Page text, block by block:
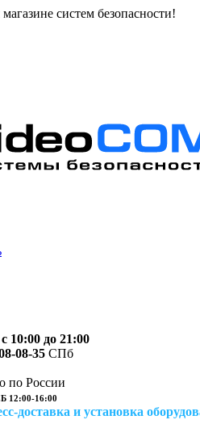
систем безопасности!
с 10:00 до 21:00
08-35 СПб
по России
12:00-16:00
доставка и установка